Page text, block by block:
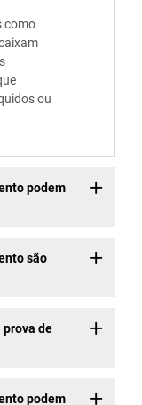
como
ou
podem
são
de
podem